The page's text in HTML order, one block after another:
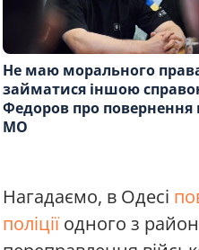
Не маю морального
займатися іншою
Федоров про повернення
МО
Нагадаємо, в Одесі
поліціїодного з